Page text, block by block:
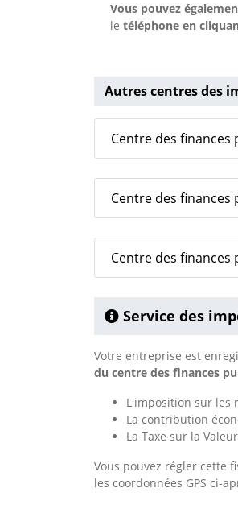
Vous pouvez
le téléphone en
Autres centres des
Centre des finances
Centre des finances
Centre des finances
Service des
Votre entreprise est
du centre des finances
L'imposition sur les
La contribution
La Taxe sur la
Vous pouvez régler cette
les coordonnées GPS ci-